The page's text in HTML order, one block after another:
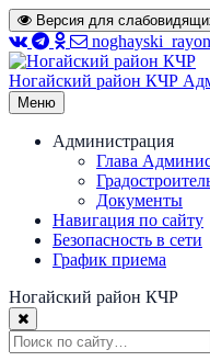
Перейти
к
содержимому
Версия для
Ногайский район КЧР
Меню
Администрация
Глава
Документы
Навигация по сайту
Безопасность в сети
График приема
Ногайский район КЧР